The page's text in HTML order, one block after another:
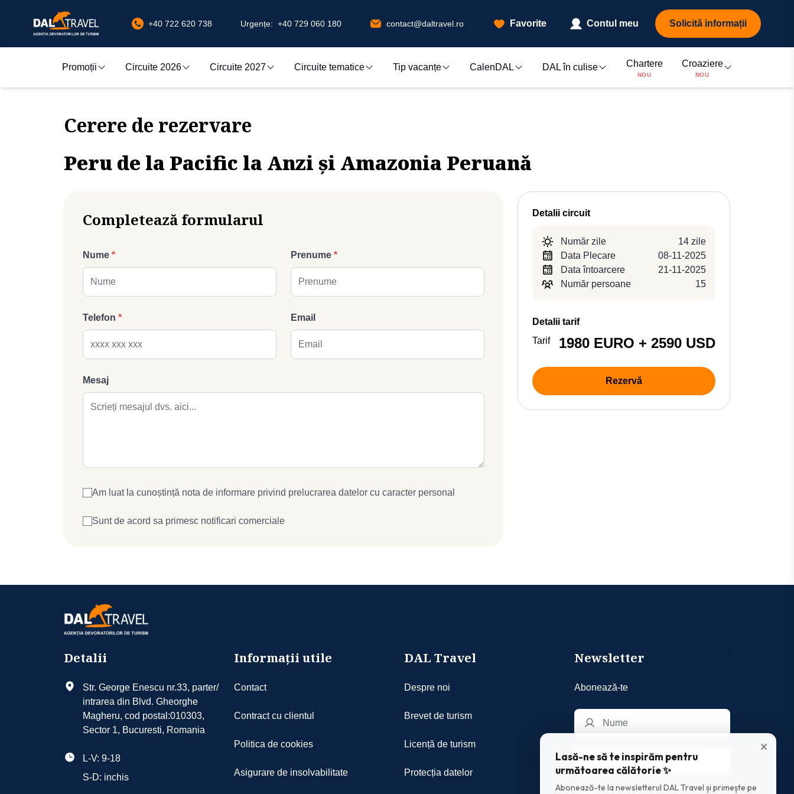
+40 722 620 738 Urgențe: +40 729 060 180 contact@daltravel.ro Favorite Contul meu Solicită informații
Promoții Circuite 2026 Circuite 2027 Circuite tematice Tip vacanțe CalenDAL DAL în culise Chartere
NOU
Croaziere
NOU
Cerere de rezervare
Peru de la Pacific la Anzi și Amazonia Peruană
Completează formularul
Nume * Prenume *
Telefon * Email
Mesaj
Am luat la cunoștință nota de informare privind prelucrarea datelor cu caracter personal
Sunt de acord sa primesc notificari comerciale
Detalii circuit
Număr zile
14 zile
Data Plecare
08-11-2025
Data întoarcere
21-11-2025
Număr persoane
15
Detalii tarif
Tarif
1980 EURO + 2590 USD
Rezervă
Detalii
Str. George Enescu nr.33, parter/
intrarea din Blvd. Gheorghe
Magheru, cod postal:010303,
Sector 1, Bucuresti, Romania
L-V: 9-18
S-D: inchis
Informații utile
Contact
Contract cu clientul
Politica de cookies
Asigurare de insolvabilitate
DAL Travel
Despre noi
Brevet de turism
Licență de turism
Protecția datelor
Newsletter
Abonează-te
Am luat la cunostintanota de informare
×
Lasă-ne să te inspirăm pentru
următoarea călătorie ✨
Abonează-te la newsletterul DAL Travel și primește pe